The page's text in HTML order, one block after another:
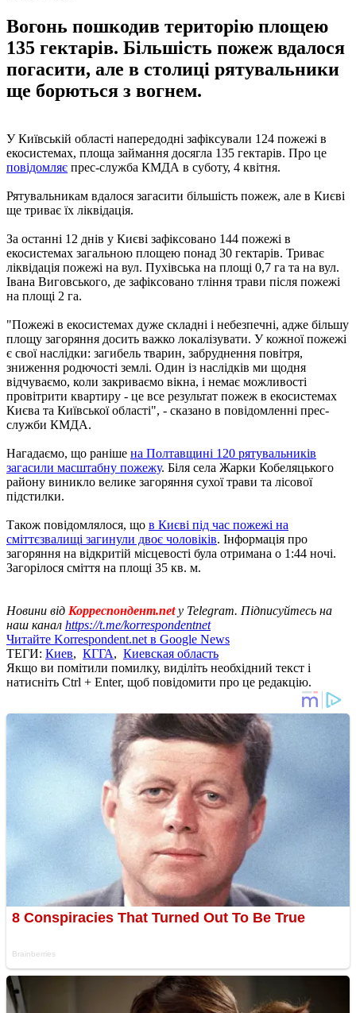
Вогонь пошкодив територію площею
135 гектарів. Більшість пожеж вдалося
погасити, але в столиці рятувальники
ще борються з вогнем.
У Київській області напередодні зафіксували 124 пожежі в
екосистемах, площа займання досягла 135 гектарів. Про це
повідомляє прес-служба КМДА в суботу, 4 квітня.
Рятувальникам вдалося загасити більшість пожеж, але в Києві
ще триває їх ліквідація.
За останні 12 днів у Києві зафіксовано 144 пожежі в
екосистемах загальною площею понад 30 гектарів. Триває
ліквідація пожежі на вул. Пухівська на площі 0,7 га та на вул.
Івана Виговського, де зафіксовано тління трави після пожежі
на площі 2 га.
"Пожежі в екосистемах дуже складні і небезпечні, адже більшу
площу загоряння досить важко локалізувати. У кожної пожежі
є свої наслідки: загибель тварин, забруднення повітря,
зниження родючості землі. Один із наслідків ми щодня
відчуваємо, коли закриваємо вікна, і немає можливості
провітрити квартиру - це все результат пожеж в екосистемах
Києва та Київської області", - сказано в повідомленні прес-
служби КМДА.
Нагадаємо, що раніше на Полтавщині 120 рятувальників
загасили масштабну пожежу. Біля села Жарки Кобеляцького
району виникло велике загоряння сухої трави та лісової
підстилки.
Також повідомлялося, що в Києві під час пожежі на
сміттєзвалищі загинули двоє чоловіків. Інформація про
загоряння на відкритій місцевості була отримана о 1:44 ночі.
Загорілося сміття на площі 35 кв. м.
Новини від Корреспондент.netу Telegram. Підписуйтесь на
наш канал https://t.me/korrespondentnet
Читайте Korrespondent.net в Google News
ТЕГИ: Киев, КГГА, Киевская область
Якщо ви помітили помилку, виділіть необхідний текст і
натисніть Ctrl + Enter, щоб повідомити про це редакцію.